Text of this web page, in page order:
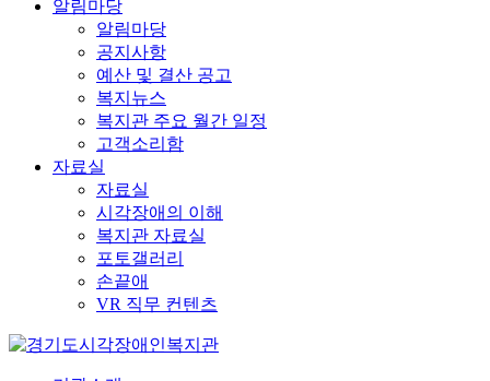
알림마당
알림마당
공지사항
예산 및 결산 공고
복지뉴스
복지관 주요 월간 일정
고객소리함
자료실
자료실
시각장애의 이해
복지관 자료실
포토갤러리
손끝애
VR 직무 컨텐츠